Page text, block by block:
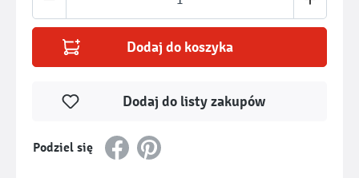
Dodaj do koszyka
Podziel się
Dodaj do listy zakupów